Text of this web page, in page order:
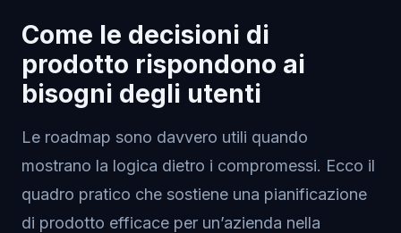
Come le decisioni di
prodotto rispondono ai
bisogni degli utenti
Le roadmap sono davvero utili quando
mostrano la logica dietro i compromessi. Ecco il
quadro pratico che sostiene una pianificazione
di prodotto efficace per un’azienda nella